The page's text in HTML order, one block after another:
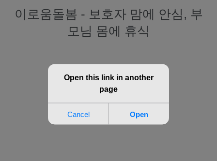
이로움돌봄 - 보호자 맘에 안심, 부
모님 몸에 휴식